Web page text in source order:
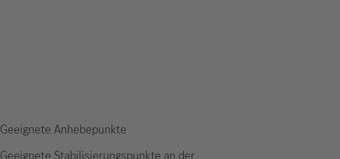
Geeignete Anhebepunkte
Geeignete Stabilisierungspunkte an der